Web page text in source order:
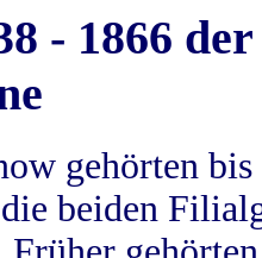
- 1866
gehörten
beiden